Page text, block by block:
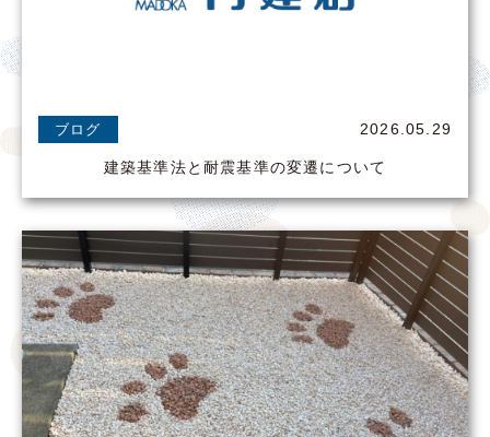
ブログ 2026.05.29
建築基準法と耐震基準の変遷について